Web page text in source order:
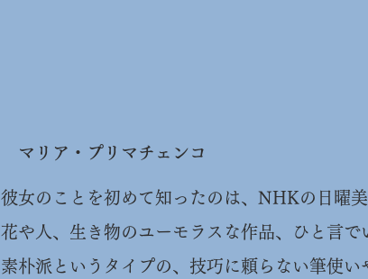
マリア・プリマチェンコ
彼女のことを初めて知ったのは、NHKの日曜美
花や人、生き物のユーモラスな作品、ひと言で
素朴派というタイプの、技巧に頼らない筆使